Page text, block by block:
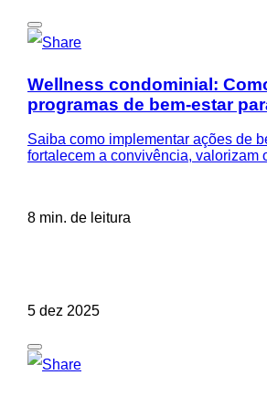
Wellness condominial:
programas de bem-estar
Saiba como implementar ações de
fortalecem a convivência, valorizam
8 min. de leitura
5 dez 2025